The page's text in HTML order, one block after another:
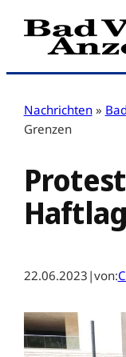
Zum
Inhalt
Nachrichten »
Grenzen
22.06.2023 |von: